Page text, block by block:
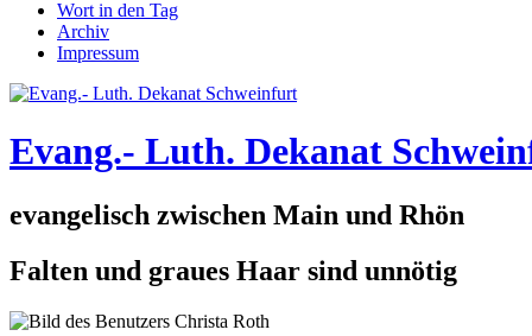
Wort in den Tag
Archiv
Impressum
Evang.- Luth. Dekanat
evangelisch zwischen Main und Rhön
Falten und graues Haar sind unnötig